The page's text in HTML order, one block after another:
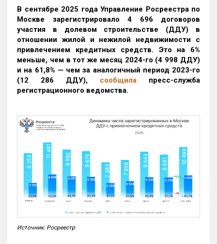
В сентябре 2025 года Управление Росреестра по
Москве зарегистрировало 4 696 договоров
участия в долевом строительстве (ДДУ) в
отношении жилой и нежилой недвижимости с
привлечением кредитных средств. Это на 6%
меньше, чем в тот же месяц 2024-го (4 998 ДДУ)
и на 61,8% — чем за аналогичный период 2023-го
(12 286 ДДУ), сообщила пресс-служба
регистрационного ведомства.
Источник: Росреестр